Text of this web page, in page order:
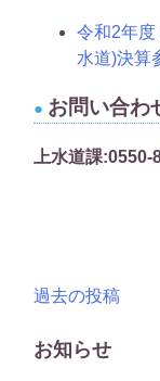
令和2年度
水道)決算
お問い合わ
上水道課:0550-
投
稿
過去の投稿
お知らせ